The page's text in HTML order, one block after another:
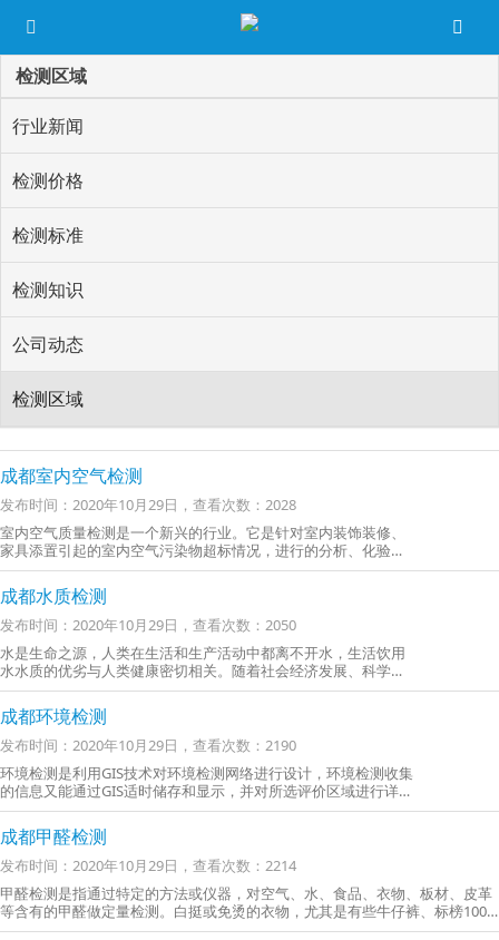
检测区域
行业新闻
检测价格
检测标准
检测知识
公司动态
检测区域
成都室内空气检测
发布时间：2020年10月29日，查看次数：2028
室内空气质量检测是一个新兴的行业。它是针对室内装饰装修、
家具添置引起的室内空气污染物超标情况，进行的分析、化验的
技术过程，根据检测结果值，出具国家认可（CMA）、具有法律
效力的检测报告
成都水质检测
发布时间：2020年10月29日，查看次数：2050
水是生命之源，人类在生活和生产活动中都离不开水，生活饮用
水水质的优劣与人类健康密切相关。随着社会经济发展、科学进
步和人民生活水平的提高，人们对生活饮用水的水质要求不断提
高，饮用水水质标准也相应地不断发展和完善
成都环境检测
发布时间：2020年10月29日，查看次数：2190
环境检测是利用GIS技术对环境检测网络进行设计，环境检测收集
的信息又能通过GIS适时储存和显示，并对所选评价区域进行详细
的场地监测和分析
成都甲醛检测
发布时间：2020年10月29日，查看次数：2214
甲醛检测是指通过特定的方法或仪器，对空气、水、食品、衣物、板材、皮革
等含有的甲醛做定量检测。白挺或免烫的衣物，尤其是有些牛仔裤、标榜100%
防皱防缩的衣裤或全棉免烫衬衫使用乙二醛树脂定型，都含有甲醛成分